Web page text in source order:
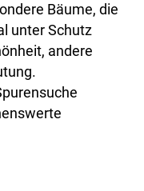
Bäume, die
unter Schutz
andere